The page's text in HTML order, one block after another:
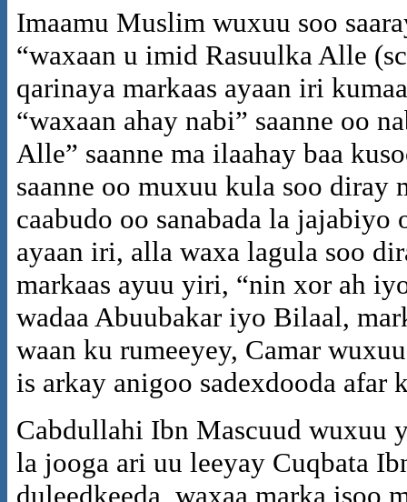
Imaamu Muslim wuxuu soo
“waxaan u imid Rasuulka Alle
qarinaya markaas ayaan iri
“waxaan ahay nabi” saanne oo
Alle” saanne ma ilaahay baa
saanne oo muxuu kula soo
caabudo oo sanabada la jajabiyo
ayaan iri, alla waxa lagula soo
markaas ayuu yiri, “nin xor ah
wadaa Abuubakar iyo Bilaal,
waan ku rumeeyey, Camar
is arkay anigoo sadexdooda afar
Cabdullahi Ibn Mascuud wuxuu
la jooga ari uu leeyay Cuqbata
duleedkeeda, waxaa marka isoo